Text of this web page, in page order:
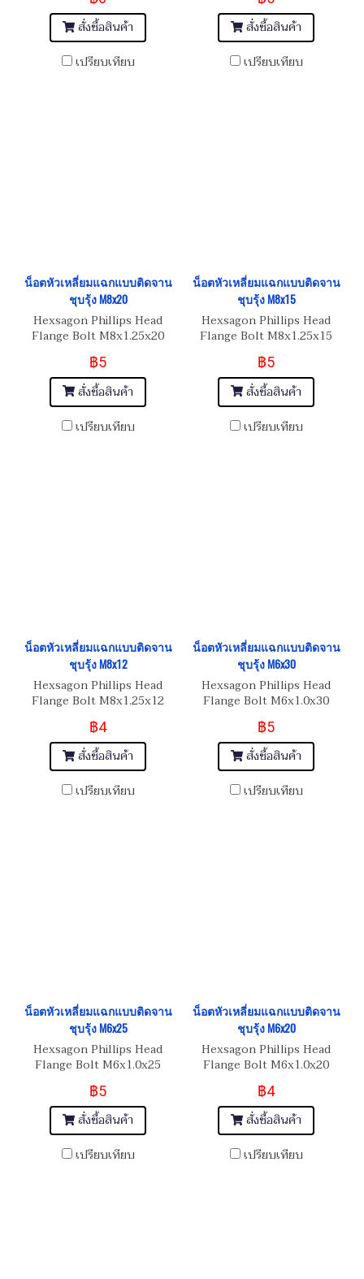
สั่งซื้อสินค้า
เปรียบเทียบ
สั่งซื้อสินค้า
เปรียบเทียบ
น็อตหัวเหลี่ยมแฉกแบบติดจาน
ชุบรุ้ง M8x20
Hexsagon Phillips Head
Flange Bolt M8x1.25x20
฿5
สั่งซื้อสินค้า
เปรียบเทียบ
น็อตหัวเหลี่ยมแฉกแบบติดจาน
ชุบรุ้ง M8x15
Hexsagon Phillips Head
Flange Bolt M8x1.25x15
฿5
สั่งซื้อสินค้า
เปรียบเทียบ
น็อตหัวเหลี่ยมแฉกแบบติดจาน
ชุบรุ้ง M8x12
Hexsagon Phillips Head
Flange Bolt M8x1.25x12
฿4
สั่งซื้อสินค้า
เปรียบเทียบ
น็อตหัวเหลี่ยมแฉกแบบติดจาน
ชุบรุ้ง M6x30
Hexsagon Phillips Head
Flange Bolt M6x1.0x30
฿5
สั่งซื้อสินค้า
เปรียบเทียบ
น็อตหัวเหลี่ยมแฉกแบบติดจาน
ชุบรุ้ง M6x25
Hexsagon Phillips Head
Flange Bolt M6x1.0x25
฿5
สั่งซื้อสินค้า
เปรียบเทียบ
น็อตหัวเหลี่ยมแฉกแบบติดจาน
ชุบรุ้ง M6x20
Hexsagon Phillips Head
Flange Bolt M6x1.0x20
฿4
สั่งซื้อสินค้า
เปรียบเทียบ